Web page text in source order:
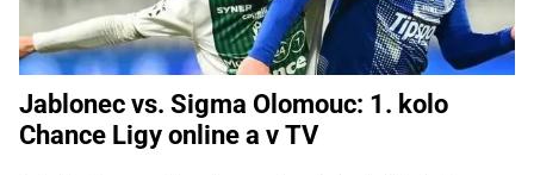
Jablonec vs. Sigma Olomouc: 1. kolo
Chance Ligy online a v TV